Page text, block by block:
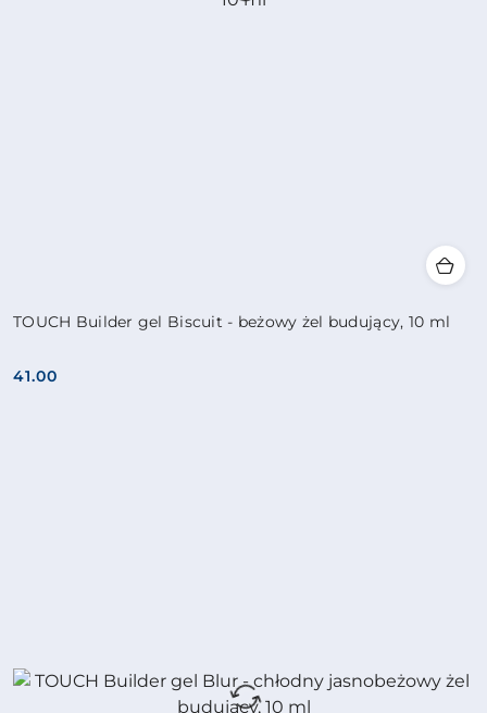
TOUCH Builder gel Biscuit - beżowy żel budujący, 10 ml
Cena:
41.00